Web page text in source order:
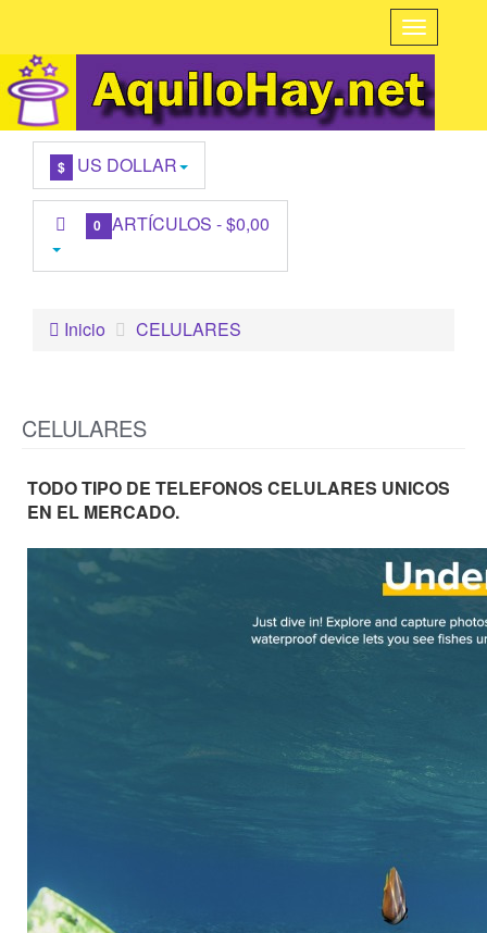
$ US DOLLAR
0 ARTÍCULOS -$0,00
Inicio CELULARES
CELULARES
TODO TIPO DE TELEFONOS CELULARES UNICOS
EN EL MERCADO.